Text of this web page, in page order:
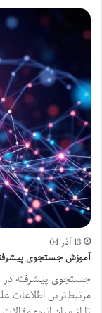
13 آذر 04
آموزش جستجوی
مرتبط‌ترین اطلاعات